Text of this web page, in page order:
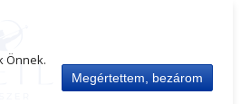
Önnek.
Megértettem, bezárom